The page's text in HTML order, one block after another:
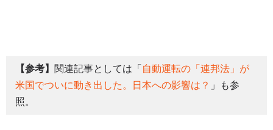
【参考】 関連記事としては「 自動運転の「連邦法」が
米国でついに動き出した。日本への影響は？ 」も参
照。